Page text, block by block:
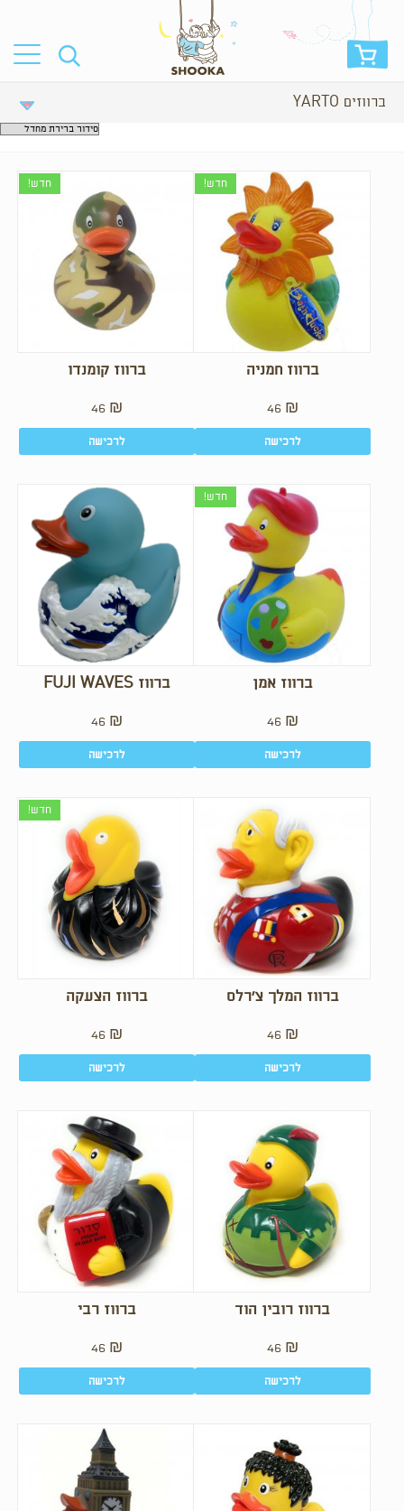
ברווזים YARTO
חדש!
ברווז קומנדו
46 ₪
לרכישה
חדש!
ברווז חמניה
46 ₪
לרכישה
ברווז FUJI WAVES
46 ₪
לרכישה
חדש!
ברווז אמן
46 ₪
לרכישה
חדש!
ברווז הצעקה
46 ₪
לרכישה
ברווז המלך צ’רלס
46 ₪
לרכישה
ברווז רבי
46 ₪
לרכישה
ברווז רובין הוד
46 ₪
לרכישה